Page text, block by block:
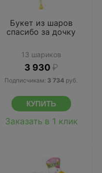
Букет из шаров
спасибо за дочку
13 шариков
3 930 ₽
Подписчикам: 3 734 руб.
Заказать в 1 клик